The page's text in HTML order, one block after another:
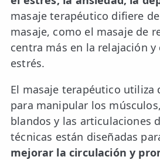
LESIONES
FRECUENTES
Rotura Fibrilar
Trocanteritis
Hernia Discal
Fascitis Plantar
masaje terapéutico difiere
masaje, como el masaje de
centra más en la relajación y
estrés.
El masaje terapéutico utiliza
para manipular los
blandos y las articulaciones
técnicas están diseñadas
mejorar la circulación y